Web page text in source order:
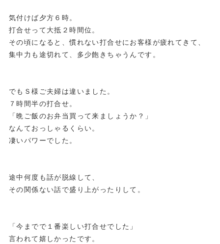
気付けば夕方６時。
打合せって大抵２時間位。
その頃になると、慣れない打合せにお客様が疲れてきて、
集中力も途切れて、多少飽きちゃうんです。
でもＳ様ご夫婦は違いました。
７時間半の打合せ。
「晩ご飯のお弁当買って来ましょうか？」
なんておっしゃるくらい。
凄いパワーでした。
途中何度も話が脱線して、
その関係ない話で盛り上がったりして。
「今までで１番楽しい打合せでした」
言われて嬉しかったです。